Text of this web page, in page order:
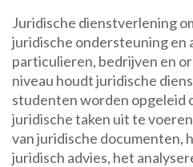
Juridische dienstverlening
juridische ondersteuning en
particulieren, bedrijven en
niveau houdt juridische
studenten worden opgeleid
juridische taken uit te
van juridische documenten,
juridisch advies, het